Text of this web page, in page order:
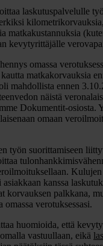
laskutuspalvelulle
matkakustannuksia
kevytyrittäjälle
omassa
matkakorvauksia
mahdollista ennen
näistä
Dokumentit-osiosta.
omaan
työn suorittamiseen
Kulujen
kanssa
korvauksen palkkana,
verotuksessasi.
huomioida, että
vastuullaan, eikä